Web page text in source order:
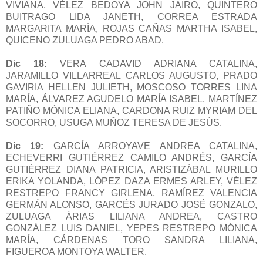
VIVIANA, VÉLEZ BEDOYA JOHN JAIRO, QUINTERO
BUITRAGO LIDA JANETH, CORREA ESTRADA
MARGARITA MARÍA, ROJAS CAÑAS MARTHA ISABEL,
QUICENO ZULUAGA PEDRO ABAD.
Dic 18: VERA CADAVID ADRIANA CATALINA,
JARAMILLO VILLARREAL CARLOS AUGUSTO, PRADO
GAVIRIA HELLEN JULIETH, MOSCOSO TORRES LINA
MARÍA, ÁLVAREZ AGUDELO MARÍA ISABEL, MARTÍNEZ
PATIÑO MÓNICA ELIANA, CARDONA RUIZ MYRIAM DEL
SOCORRO, USUGA MUÑOZ TERESA DE JESÚS.
Dic 19: GARCÍA ARROYAVE ANDREA CATALINA,
ECHEVERRI GUTIÉRREZ CAMILO ANDRÉS, GARCÍA
GUTIÉRREZ DIANA PATRICIA, ARISTIZÁBAL MURILLO
ERIKA YOLANDA, LÓPEZ DAZA ERMES ARLEY, VÉLEZ
RESTREPO FRANCY GIRLENA, RAMÍREZ VALENCIA
GERMÁN ALONSO, GARCÉS JURADO JOSÉ GONZALO,
ZULUAGA ÁRIAS LILIANA ANDREA, CASTRO
GONZÁLEZ LUIS DANIEL, YEPES RESTREPO MÓNICA
MARÍA, CÁRDENAS TORO SANDRA LILIANA,
FIGUEROA MONTOYA WALTER.